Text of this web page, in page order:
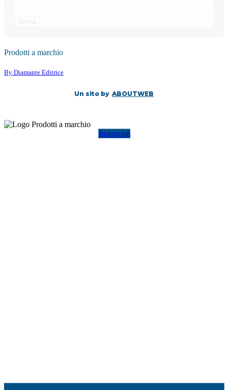
Prodotti a marchio
By Diamante Editrice
Un sito by ABOUTWEB
Instagram